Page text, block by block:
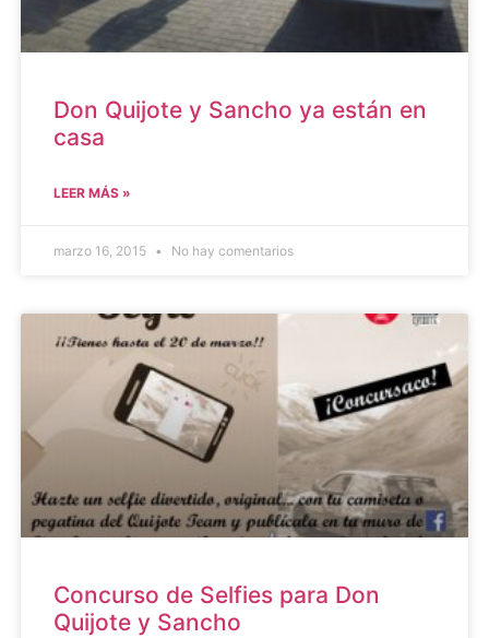
Don Quijote y Sancho ya están en
casa
LEER MÁS »
marzo 16, 2015 No hay comentarios
Concurso de Selfies para Don
Quijote y Sancho